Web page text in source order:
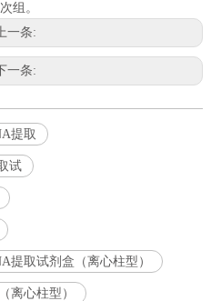
组。
一条:
一条:
提取
试
提取试剂盒（离心柱型）
离心柱型）